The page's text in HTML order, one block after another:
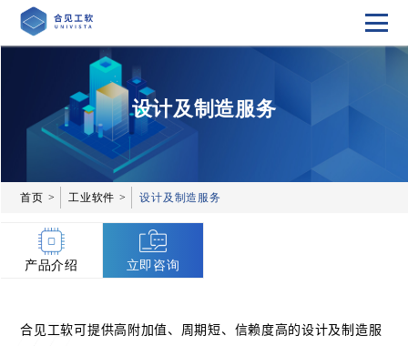
设计及制造服务
首页 工业软件 设计及制造服务
产品介绍 立即咨询
合见工软可提供高附加值、周期短、信赖度高的设计及制造服